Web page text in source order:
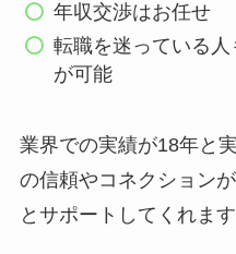
年収交渉はお任せ
転職を迷っている
が可能
業界での実績が18年と
の信頼やコネクション
とサポートしてくれます